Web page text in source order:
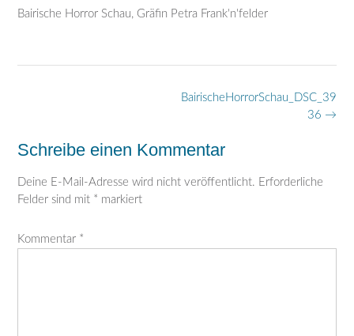
Bairische Horror Schau, Gräfin Petra Frank'n'felder
BairischeHorrorSchau_DSC_39
36 →
Schreibe einen Kommentar
Deine E-Mail-Adresse wird nicht veröffentlicht. Erforderliche
Felder sind mit * markiert
Kommentar *